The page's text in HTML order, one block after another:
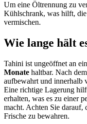
Um eine Öltrennung zu
Kühlschrank, was hilft,
vermischen.
Wie lange hält
Tahini ist ungeöffnet an
Monate haltbar. Nach
aufbewahrt und innerhalb
Eine richtige Lagerung
erhalten, was es zu einer
macht. Achten Sie darauf,
Frische zu bewahren.